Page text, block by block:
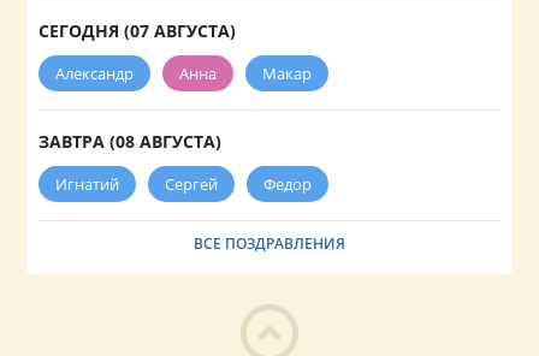
СЕГОДНЯ (07 АВГУСТА)
Александр Анна Макар
ЗАВТРА (08 АВГУСТА)
Игнатий Сергей Федор
ВСЕ ПОЗДРАВЛЕНИЯ